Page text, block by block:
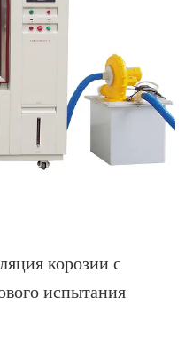
корозии с
испытания